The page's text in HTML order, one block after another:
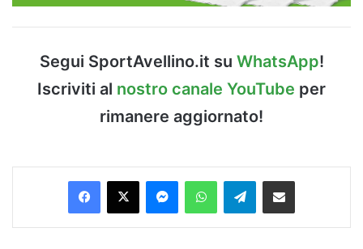
Segui SportAvellino.it su WhatsApp!
Iscriviti al nostro canale YouTube per
rimanere aggiornato!
Facebook
X MessengerWhatsAppTelegramCondividi via Email